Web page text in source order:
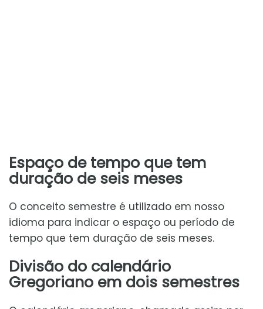
Espaço de tempo que tem
duração de seis meses
O conceito semestre é utilizado em nosso
idioma para indicar o espaço ou período de
tempo que tem duração de seis meses.
Divisão do calendário
Gregoriano em dois semestres